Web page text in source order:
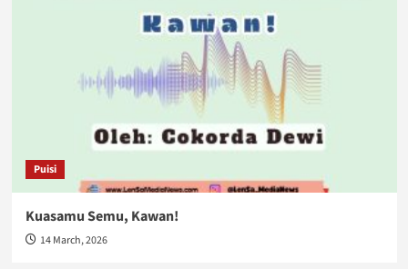
Puisi
Kuasamu Semu, Kawan!
14 March, 2026